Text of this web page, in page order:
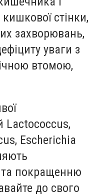
стінки,
захворювань,
уваги з
втомою,
Lactococcus,
Escherichia
та покращенню
до свого